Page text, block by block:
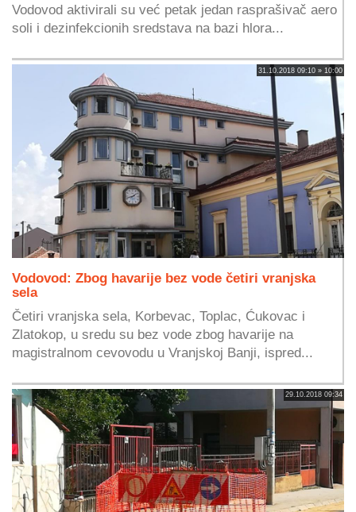
Vodovod aktivirali su već petak jedan rasprašivač aero
soli i dezinfekcionih sredstava na bazi hlora...
31.10.2018 09:10 » 10:00
Vodovod: Zbog havarije bez vode četiri vranjska
sela
Četiri vranjska sela, Korbevac, Toplac, Ćukovac i
Zlatokop, u sredu su bez vode zbog havarije na
magistralnom cevovodu u Vranjskoj Banji, ispred...
29.10.2018 09:34